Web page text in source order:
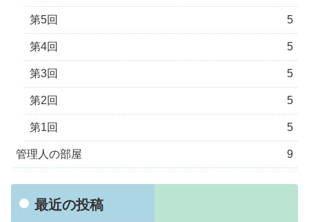
第5回 5
第4回 5
第3回 5
第2回 5
第1回 5
管理人の部屋 9
最近の投稿